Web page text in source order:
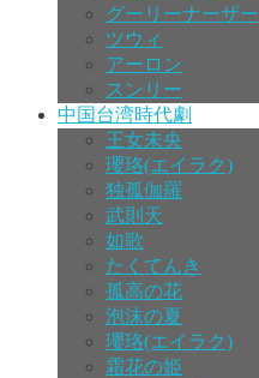
グーリーナーザー
ツウィ
アーロン
スンリー
中国台湾時代劇
王女未央
瓔珞(エイラク)
独孤伽羅
武則天
如歌
たくてんき
孤高の花
泡沫の夏
瓔珞(エイラク)
霜花の姫